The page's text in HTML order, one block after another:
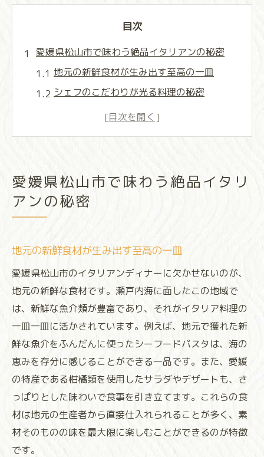
目次
愛媛県松山市で味わう絶品イタリアンの秘密
地元の新鮮食材が生み出す至高の一皿
シェフのこだわりが光る料理の秘密
松山市のイタリアンの歴史と発展
絶品イタリアンを楽しむための予備知識
地元食材を活かした松山市のイタリアンディナ
地元の海の幸を活かしたイタリアンメニュ
新鮮野菜が引き立つヘルシーな一品
シェフのオススメ！地元食材を使った特別
メニュー
愛媛の味覚をイタリアンで楽しむ方法
食材選びにこだわるレストランの選び方
農家直送の食材を使ったレストランガイド
松山市で楽しむ本格イタリアンワインと料理の
調和
イタリアンワインの基本知識と選び方
愛媛県松山市で味わう絶品イタリ
アンの秘密
地元の新鮮食材が生み出す至高の一皿
愛媛県松山市のイタリアンディナーに欠かせないのが、
地元の新鮮な食材です。瀬戸内海に面したこの地域で
は、新鮮な魚介類が豊富であり、それがイタリア料理の
一皿一皿に活かされています。例えば、地元で獲れた新
鮮な魚介をふんだんに使ったシーフードパスタは、海の
恵みを存分に感じることができる一品です。また、愛媛
の特産である柑橘類を使用したサラダやデザートも、さ
っぱりとした味わいで食事を引き立てます。これらの食
材は地元の生産者から直接仕入れられることが多く、素
材そのものの味を最大限に楽しむことができるのが特徴
です。